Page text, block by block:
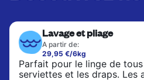
Lavage et pliage
A partir de:
29,95 €/6kg
Parfait pour le linge de
serviettes et les draps. Les